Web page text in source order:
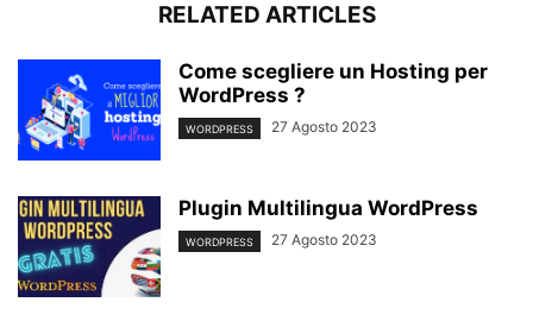
RELATED ARTICLES
Come scegliere un Hosting per
WordPress ?
WORDPRESS 27 Agosto 2023
Plugin Multilingua WordPress
WORDPRESS 27 Agosto 2023